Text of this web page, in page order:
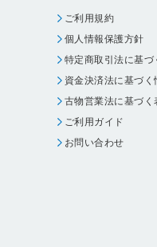
ご利用規約
個人情報保護方針
特定商取引法に基づ
資金決済法に基づ
古物営業法に基づく
ご利用ガイド
お問い合わせ